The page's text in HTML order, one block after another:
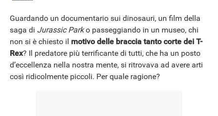
Scienza.
Guardando un documentario sui dinosauri, un film della
saga di Jurassic Parko passeggiando in un museo, chi
non si è chiesto il motivo delle braccia tanto corte dei T-
Rex? Il predatore più terrificante di tutti, che ha un posto
d’eccellenza nella nostra mente, si ritrovava ad avere arti
così ridicolmente piccoli. Per quale ragione?